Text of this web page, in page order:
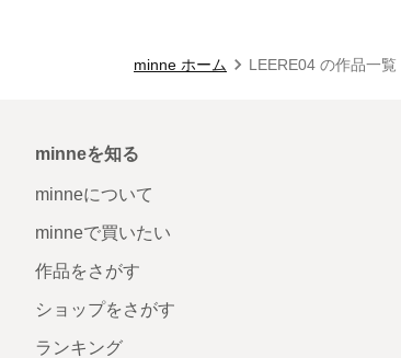
minne ホーム LEERE04 の作品一覧
minneを知る
minneについて
minneで買いたい
作品をさがす
ショップをさがす
ランキング